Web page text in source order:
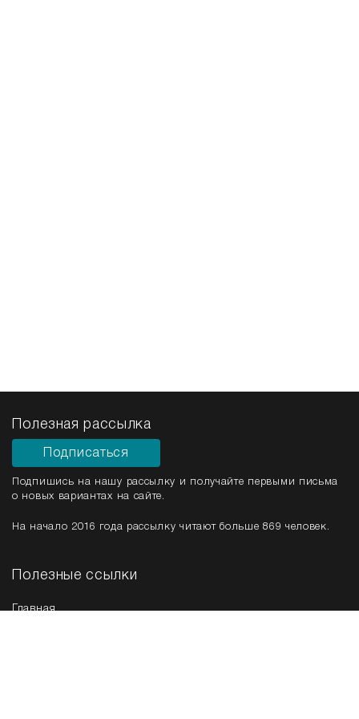
Полезная рассылка
Подписаться
Подпишись на нашу рассылку и получайте первыми письма
о новых вариантах на сайте.
На начало 2016 года рассылку читают больше 869 человек.
Полезные ссылки
Главная